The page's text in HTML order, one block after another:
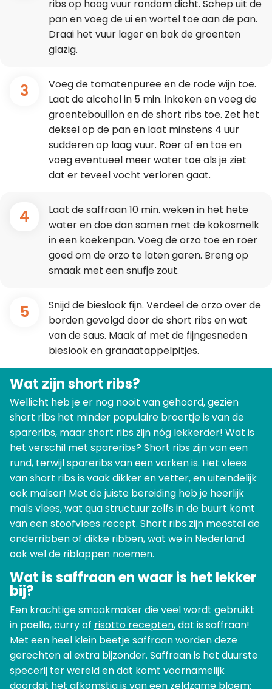
ribs op hoog vuur rondom dicht. Schep uit de
pan en voeg de ui en wortel toe aan de pan.
Draai het vuur lager en bak de groenten
glazig.
3
Voeg de tomatenpuree en de rode wijn toe.
Laat de alcohol in 5 min. inkoken en voeg de
groentebouillon en de short ribs toe. Zet het
deksel op de pan en laat minstens 4 uur
sudderen op laag vuur. Roer af en toe en
voeg eventueel meer water toe als je ziet
dat er teveel vocht verloren gaat.
4
Laat de saffraan 10 min. weken in het hete
water en doe dan samen met de kokosmelk
in een koekenpan. Voeg de orzo toe en roer
goed om de orzo te laten garen. Breng op
smaak met een snufje zout.
5
Snijd de bieslook fijn. Verdeel de orzo over de
borden gevolgd door de short ribs en wat
van de saus. Maak af met de fijngesneden
bieslook en granaatappelpitjes.
Wat zijn short ribs?
Wellicht heb je er nog nooit van gehoord, gezien
short ribs het minder populaire broertje is van de
spareribs, maar short ribs zijn nóg lekkerder! Wat is
het verschil met spareribs? Short ribs zijn van een
rund, terwijl spareribs van een varken is. Het vlees
van short ribs is vaak dikker en vetter, en uiteindelijk
ook malser! Met de juiste bereiding heb je heerlijk
mals vlees, wat qua structuur zelfs in de buurt komt
van eenstoofvlees recept. Short ribs zijn meestal de
onderribben of dikke ribben, wat we in Nederland
ook wel de riblappen noemen.
Wat is saffraan en waar is het lekker
bij?
Een krachtige smaakmaker die veel wordt gebruikt
in paella, curry of risotto recepten, dat is saffraan!
Met een heel klein beetje saffraan worden deze
gerechten al extra bijzonder. Saffraan is het duurste
specerij ter wereld en dat komt voornamelijk
doordat het afkomstig is van een zeldzame bloem: